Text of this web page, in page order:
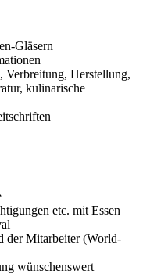
Gläsern
Verbreitung, Herstellung,
kulinarische
etc. mit Essen
der Mitarbeiter (World-
wünschenswert